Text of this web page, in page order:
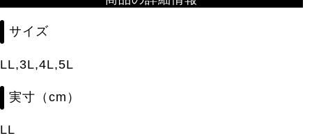
サイズ
LL,3L,4L,5L
実寸（cm）
LL